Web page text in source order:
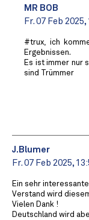
MR BOB ️
Fr. 07 Feb 2025,
#trux, ich
Ergebnissen.
Es ist immer nur
sind Trümmer
J.Blumer
Fr. 07 Feb 2025,
Ein sehr
Verstand wird
Vielen Dank !
Deutschland wird